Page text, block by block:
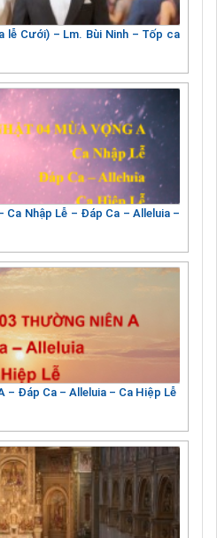
lễ Cưới) – Lm. Bùi Ninh – Tốp ca
Ca Nhập Lễ – Đáp Ca – Alleluia –
– Đáp Ca – Alleluia – Ca Hiệp Lễ